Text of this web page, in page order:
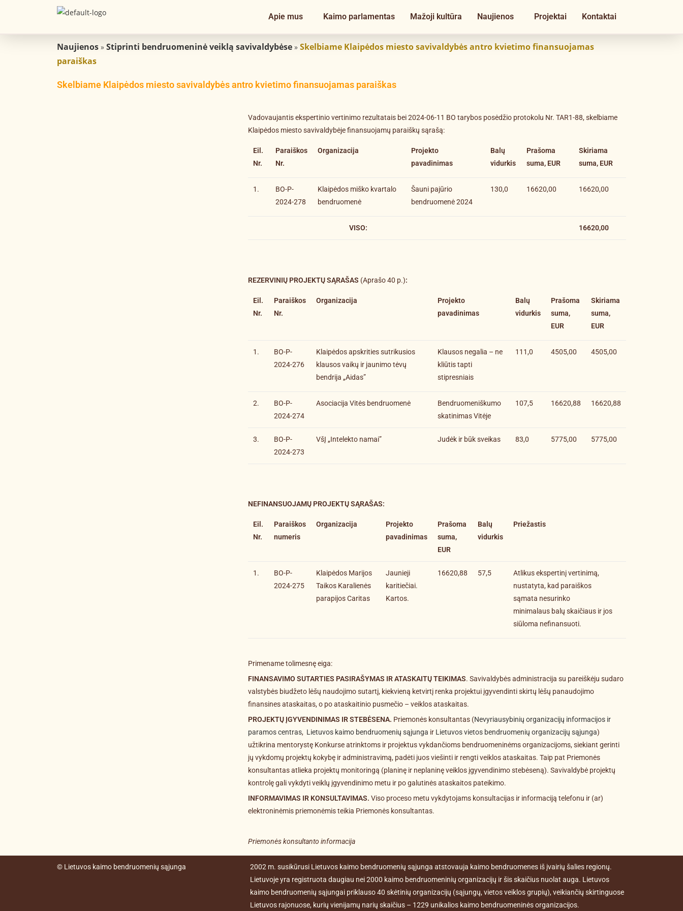
Apie mus Kaimo parlamentas Mažoji kultūra Naujienos Projektai Kontaktai
Naujienos » Stiprinti bendruomeninė veiklą savivaldybėse » Skelbiame Klaipėdos miesto savivaldybės antro kvietimo finansuojamas
paraiškas
Skelbiame Klaipėdos miesto savivaldybės antro kvietimo finansuojamas paraiškas
Vadovaujantis ekspertinio vertinimo rezultatais bei 2024-06-11 BO tarybos posėdžio protokolu Nr. TAR1-88, skelbiame
Klaipėdos miesto savivaldybėje finansuojamų paraiškų sąrašą:
Eil.
Nr.
Paraiškos
Nr.
Organizacija
Projekto
pavadinimas
Balų
vidurkis
Prašoma
suma, EUR
Skiriama
suma, EUR
1.
BO-P-
2024-278
Klaipėdos miško kvartalo
bendruomenė
Šauni pajūrio
bendruomenė 2024
130,0 16620,00 16620,00
VISO: 16620,00
REZERVINIŲ PROJEKTŲ SĄRAŠAS (Aprašo 40 p.):
Eil.
Nr.
Paraiškos
Nr.
Organizacija
Projekto
pavadinimas
Balų
vidurkis
Prašoma
suma,
EUR
Skiriama
suma,
EUR
1.
BO-P-
2024-276
Klaipėdos apskrities sutrikusios
klausos vaikų ir jaunimo tėvų
bendrija „Aidas”
Klausos negalia – ne
kliūtis tapti
stipresniais
111,0 4505,00 4505,00
2.
BO-P-
2024-274
Asociacija Vitės bendruomenė
Bendruomeniškumo
skatinimas Vitėje
107,5 16620,88 16620,88
3.
BO-P-
2024-273
VšĮ „Intelekto namai” Judėk ir būk sveikas 83,0 5775,00 5775,00
NEFINANSUOJAMŲ PROJEKTŲ SĄRAŠAS:
Eil.
Nr.
Paraiškos
numeris
Organizacija
Projekto
pavadinimas
Prašoma
suma,
EUR
Balų
vidurkis
Priežastis
1.
BO-P-
2024-275
Klaipėdos Marijos
Taikos Karalienės
parapijos Caritas
Jaunieji
karitiečiai.
Kartos.
16620,88 57,5
Atlikus ekspertinį vertinimą,
nustatyta, kad paraiškos
sąmata nesurinko
minimalaus balų skaičiaus ir jos
siūloma nefinansuoti.
Primename tolimesnę eiga:
FINANSAVIMO SUTARTIES PASIRAŠYMAS IR ATASKAITŲ TEIKIMAS. Savivaldybės administracija su pareiškėju sudaro
valstybės biudžeto lėšų naudojimo sutartį, kiekvieną ketvirtį renka projektui įgyvendinti skirtų lėšų panaudojimo
finansines ataskaitas, o po ataskaitinio pusmečio – veiklos ataskaitas.
PROJEKTŲ ĮGYVENDINIMAS IR STEBĖSENA. Priemonės konsultantas (Nevyriausybinių organizacijų informacijos ir
paramos centras, Lietuvos kaimo bendruomenių sąjunga ir Lietuvos vietos bendruomenių organizacijų sąjunga)
užtikrina mentorystę Konkurse atrinktoms ir projektus vykdančioms bendruomeninėms organizacijoms, siekiant gerinti
jų vykdomų projektų kokybę ir administravimą, padėti juos viešinti ir rengti veiklos ataskaitas. Taip pat Priemonės
konsultantas atlieka projektų monitoringą (planinę ir neplaninę veiklos įgyvendinimo stebėseną). Savivaldybė projektų
kontrolę gali vykdyti veiklų įgyvendinimo metu ir po galutinės ataskaitos pateikimo.
INFORMAVIMAS IR KONSULTAVIMAS. Viso proceso metu vykdytojams konsultacijas ir informaciją telefonu ir (ar)
elektroninėmis priemonėmis teikia Priemonės konsultantas.
Priemonės konsultanto informacija
© Lietuvos kaimo bendruomenių sąjunga
2002 m. susikūrusi Lietuvos kaimo bendruomenių sąjunga atstovauja kaimo bendruomenes iš įvairių šalies regionų.
Lietuvoje yra registruota daugiau nei 2000 kaimo bendruomeninių organizacijų ir šis skaičius nuolat auga. Lietuvos
kaimo bendruomenių sąjungai priklauso 40 skėtinių organizacijų (sąjungų, vietos veiklos grupių), veikiančių skirtinguose
Lietuvos rajonuose, kurių vienijamų narių skaičius – 1229 unikalios kaimo bendruomeninės organizacijos.